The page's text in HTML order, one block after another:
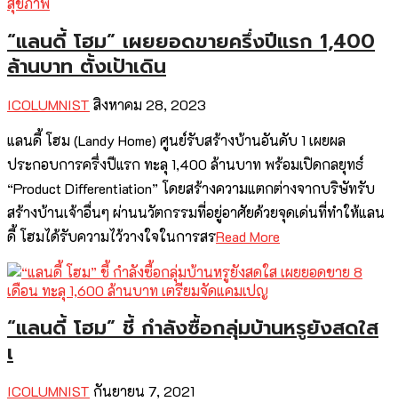
“แลนดี้ โฮม” เผยยอดขายครึ่งปีแรก 1,400
ล้านบาท ตั้งเป้าเดิน
ICOLUMNIST สิงหาคม 28, 2023
แลนดี้ โฮม (Landy Home) ศูนย์รับสร้างบ้านอันดับ 1 เผยผล
ประกอบการครึ่งปีแรก ทะลุ 1,400 ล้านบาท พร้อมเปิดกลยุทธ์
“Product Differentiation” โดยสร้างความแตกต่างจากบริษัทรับ
สร้างบ้านเจ้าอื่นๆ ผ่านนวัตกรรมที่อยู่อาศัยด้วยจุดเด่นที่ทำให้แลน
ดี้ โฮมได้รับความไว้วางใจในการสรRead More
“แลนดี้ โฮม” ชี้ กำลังซื้อกลุ่มบ้านหรูยังสดใส
เ
ICOLUMNIST กันยายน 7, 2021